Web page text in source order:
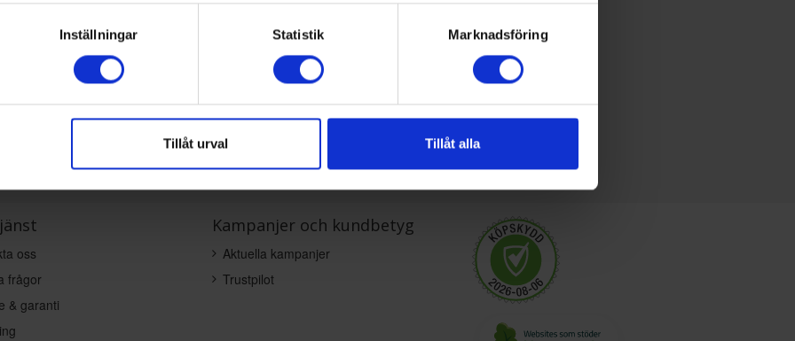
Inställningar Statistik Marknadsföring
Tillåt urval Tillåt alla
Boost-funktion (Ja/Nej): Ja
Antal zoner (st): 4
oss
frågor
& garanti
Kampanjer och kundbetyg
Aktuella kampanjer
Trustpilot